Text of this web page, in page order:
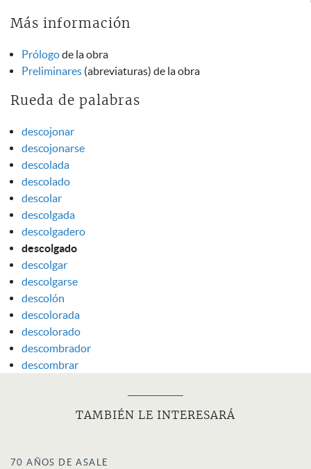
Más información
Prólogode la obra
Preliminares (abreviaturas) de la obra
Rueda de palabras
descojonar
descojonarse
descolada
descolado
descolar
descolgada
descolgadero
descolgado
descolgar
descolgarse
descolón
descolorada
descolorado
descombrador
descombrar
TAMBIÉN LE INTERESARÁ
70 AÑOS DE ASALE